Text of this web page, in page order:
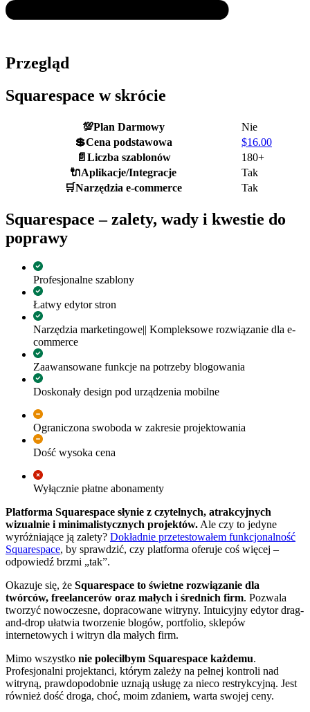
Przegląd
Squarespace w skrócie
💯Plan Darmowy
Nie
💲Cena podstawowa $16.00
📄 Liczba szablonów
180+
🔌Aplikacje/Integracje
Tak
🛒Narzędzia e-commerce Tak
Squarespace – zalety, wady i kwestie do
poprawy
Profesjonalne szablony
Łatwy edytor stron
Narzędzia marketingowe|| Kompleksowe rozwiązanie dla e-
commerce
Zaawansowane funkcje na potrzeby blogowania
Doskonały design pod urządzenia mobilne
Ograniczona swoboda w zakresie projektowania
Dość wysoka cena
Wyłącznie płatne abonamenty
Platforma Squarespace słynie z czytelnych, atrakcyjnych
wizualnie i minimalistycznych projektów. Ale czy to jedyne
wyróżniające ją zalety? Dokładnie przetestowałem funkcjonalność
Squarespace, by sprawdzić, czy platforma oferuje coś więcej –
odpowiedź brzmi „tak”.
Okazuje się, że Squarespace to świetne rozwiązanie dla
twórców, freelancerów oraz małych i średnich firm. Pozwala
tworzyć nowoczesne, dopracowane witryny. Intuicyjny edytor drag-
and-drop ułatwia tworzenie blogów, portfolio, sklepów
internetowych i witryn dla małych firm.
Mimo wszystko nie poleciłbym Squarespace każdemu.
Profesjonalni projektanci, którym zależy na pełnej kontroli nad
witryną, prawdopodobnie uznają usługę za nieco restrykcyjną. Jest
również dość droga, choć, moim zdaniem, warta swojej ceny.